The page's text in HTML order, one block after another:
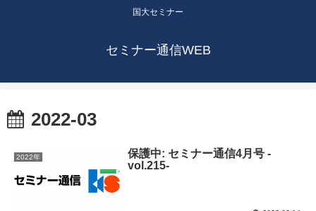
国大セミナー
セミナー通信WEB
2022-03
2022年
保護中: セミナー通信4月号 -
vol.215-